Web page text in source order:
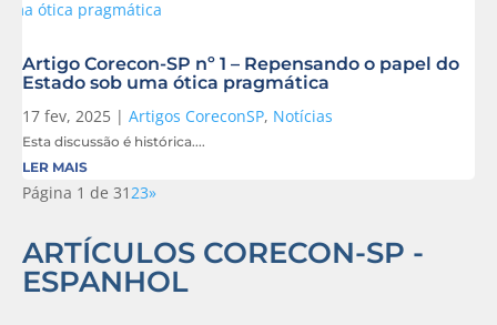
Artigo Corecon-SP nº 1 – Repensando o papel do
Estado sob uma ótica pragmática
17 fev, 2025 | Artigos CoreconSP, Notícias
Esta discussão é histórica....
LER MAIS
Página 1 de 3123»
ARTÍCULOS CORECON-SP -
ESPANHOL